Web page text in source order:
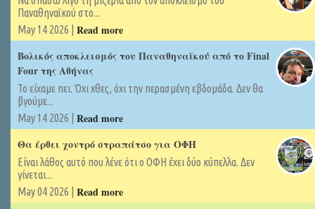
Παναθηναϊκού στο...
May 14 2026 | Read more
Βολικός αποκλεισμός του Παναθηναϊκού από το Final
Four της Αθήνας
Το είχαμε πει. Όχι χθες, όχι την περασμένη εβδομάδα. Δεν θα
βγούμε...
May 14 2026 | Read more
Θα έρθει χοντρό στραπάτσο για ΟΦΗ
Είναι λάθος αυτό που λένε ότι ο ΟΦΗ έχει δύο κύπελλα. Δεν
γίνεται...
May 04 2026 | Read more